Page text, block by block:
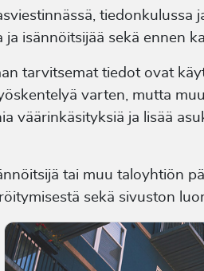
tiedonkulussa
isännöitsijää sekä ennen
tarvitsemat tiedot ovat
varten, mutta
väärinkäsityksiä ja lisää
tai muu taloyhtiön
sekä sivuston